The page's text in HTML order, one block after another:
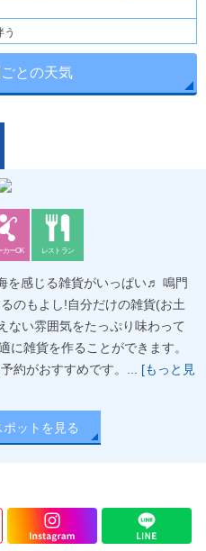
う
との天気
カーOK レストラン
を感じる雑貨がいっぱい♬ 鳴門
のもよし!自分だけの雑貨(お土
ない雰囲気をたっぷり味わって
に雑貨を作ることができます。
約がおすすめです。... [もっと見
ポットを見る